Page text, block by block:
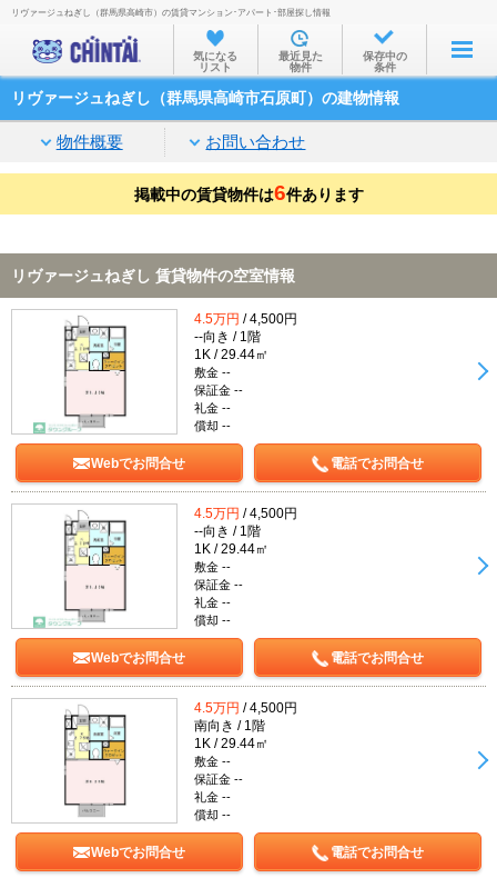
お部屋を探す
沿線・駅から
家賃相場から
通勤通学時間から
不動産会社から
TOP
リヴァージュねぎし（群馬県高崎市）の賃貸マンション･アパート･部屋探し情報
気になる
リスト
最近見た
物件
保存中の
条件
リヴァージュねぎし（群馬県高崎市石原町）の建物情報
物件概要 お問い合わせ
掲載中の賃貸物件は6件あります
リヴァージュねぎし 賃貸物件の空室情報
4.5万円 / 4,500円
--向き / 1階
1K / 29.44㎡
敷金 --
保証金 --
礼金 --
償却 --
Webでお問合せ 電話でお問合せ
4.5万円 / 4,500円
--向き / 1階
1K / 29.44㎡
敷金 --
保証金 --
礼金 --
償却 --
Webでお問合せ 電話でお問合せ
4.5万円 / 4,500円
南向き / 1階
1K / 29.44㎡
敷金 --
保証金 --
礼金 --
償却 --
Webでお問合せ 電話でお問合せ